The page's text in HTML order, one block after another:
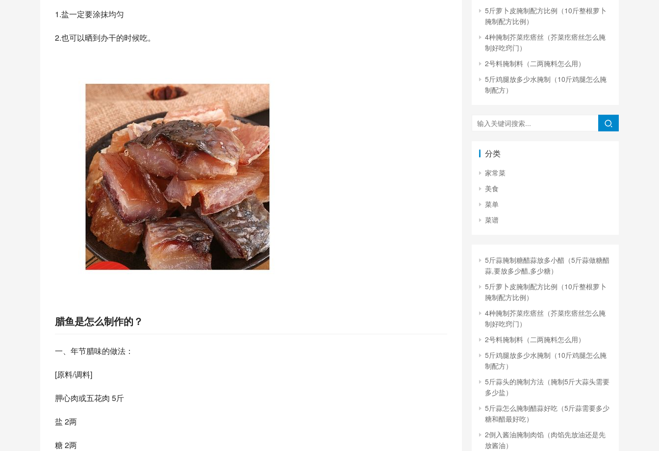
1.盐一定要涂抹均匀
2.也可以晒到办干的时候吃。
腊鱼是怎么制作的？
一、年节腊味的做法：
[原料/调料]
胛心肉或五花肉 5斤
盐 2两
糖 2两
5斤萝卜皮腌制配方比例（10斤整根萝卜
腌制配方比例）
4种腌制芥菜疙瘩丝（芥菜疙瘩丝怎么腌
制好吃窍门）
2号料腌制料（二两腌料怎么用）
5斤鸡腿放多少水腌制（10斤鸡腿怎么腌
制配方）
分类
家常菜
美食
菜单
菜谱
5斤蒜腌制糖醋蒜放多小醋（5斤蒜做糖醋
蒜,要放多少醋,多少糖）
5斤萝卜皮腌制配方比例（10斤整根萝卜
腌制配方比例）
4种腌制芥菜疙瘩丝（芥菜疙瘩丝怎么腌
制好吃窍门）
2号料腌制料（二两腌料怎么用）
5斤鸡腿放多少水腌制（10斤鸡腿怎么腌
制配方）
5斤蒜头的腌制方法（腌制5斤大蒜头需要
多少盐）
5斤蒜怎么腌制醋蒜好吃（5斤蒜需要多少
糖和醋最好吃）
2倒入酱油腌制肉馅（肉馅先放油还是先
放酱油）